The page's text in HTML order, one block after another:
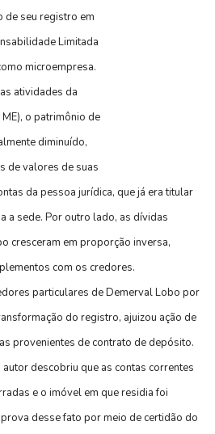
de seu registro em
Limitada
microempresa.
atividades da
ME), o patrimônio de
diminuído,
de valores de suas
da pessoa jurídica, que já era titular
a sede. Por outro lado, as dívidas
cresceram em proporção inversa,
com os credores.
particulares de Demerval Lobo por
do registro, ajuizou ação de
provenientes de contrato de depósito.
descobriu que as contas correntes
e o imóvel em que residia foi
prova desse fato por meio de certidão do